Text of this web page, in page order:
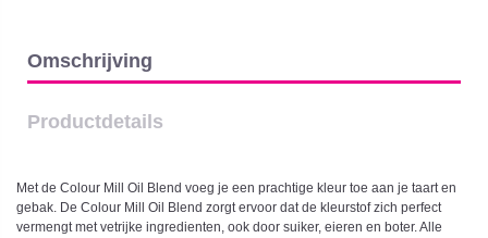
Omschrijving
Productdetails
Met de Colour Mill Oil Blend voeg je een prachtige kleur toe aan je taart en
gebak. De Colour Mill Oil Blend zorgt ervoor dat de kleurstof zich perfect
vermengt met vetrijke ingredienten, ook door suiker, eieren en boter. Alle